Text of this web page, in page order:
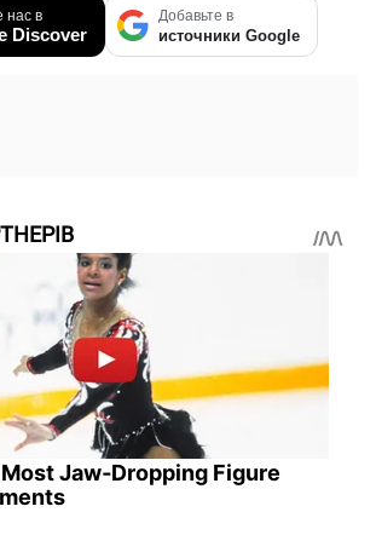
нас в
Discover
Добавьте в
источники Google
Jaw‑Dropping Figure